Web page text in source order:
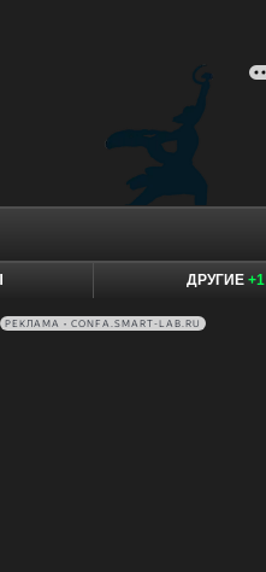
ДРУГИЕ +1
РЕКЛАМА • CONFA.SMART-LAB.RU